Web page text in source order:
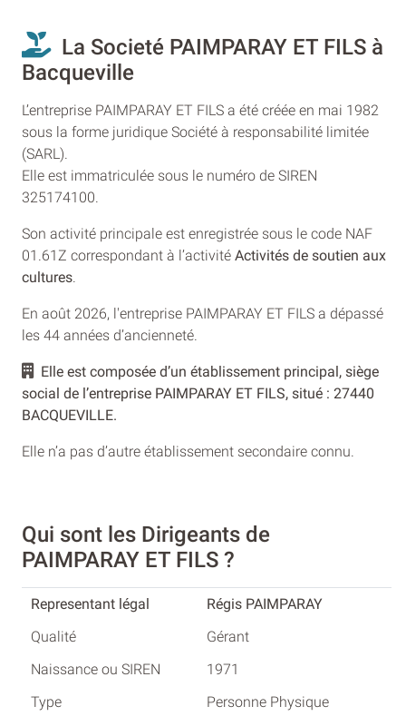
La Societé PAIMPARAY ET FILS à
Bacqueville
L’entreprise PAIMPARAY ET FILS a été créée en mai 1982
sous la forme juridique Société à responsabilité limitée
(SARL).
Elle est immatriculée sous le numéro de SIREN
325174100.
Son activité principale est enregistrée sous le code NAF
01.61Z correspondant à l’activité Activités de soutien aux
cultures
En août 2026, l'entreprise PAIMPARAY ET FILS a dépassé
les 44 années d’ancienneté.
Elle est composée d’un établissement principal, siège
social de l’entreprise PAIMPARAY ET FILS, situé : 27440
BACQUEVILLE.
Elle n’a pas d’autre établissement secondaire connu.
Qui sont les Dirigeants de
PAIMPARAY ET FILS ?
Régis PAIMPARAY
Gérant
1971
Personne Physique